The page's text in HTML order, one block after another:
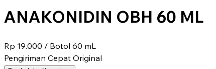
ANAKONIDIN OBH 60 ML
Rp 19.000 / Botol 60 mL
Pengiriman Cepat Original